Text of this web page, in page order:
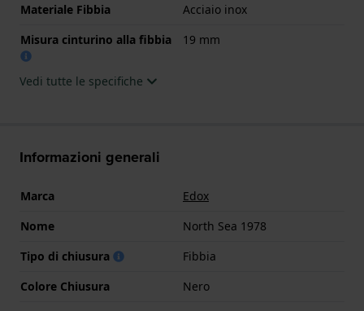
Materiale Fibbia
Acciaio inox
Misura cinturino alla fibbia
19 mm
Vedi tutte le specifiche
Informazioni generali
Marca
Edox
Nome
North Sea 1978
Tipo di chiusura
Fibbia
Colore Chiusura
Nero